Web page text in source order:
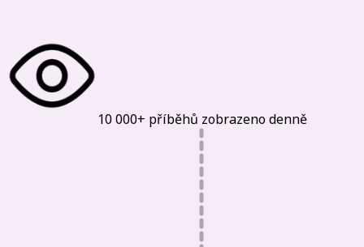
10 000+ příběhů zobrazeno denně